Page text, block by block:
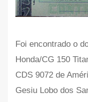
Foi encontrado o
Honda/CG 150
CDS 9072 de
Gesiu Lobo dos